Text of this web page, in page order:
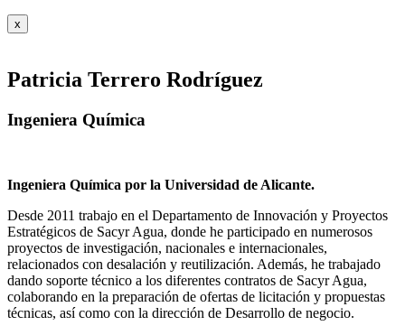
x
Patricia Terrero Rodríguez
Ingeniera Química
Ingeniera Química por la Universidad de Alicante.
Desde 2011 trabajo en el Departamento de Innovación y Proyectos
Estratégicos de Sacyr Agua, donde he participado en numerosos
proyectos de investigación, nacionales e internacionales,
relacionados con desalación y reutilización. Además, he trabajado
dando soporte técnico a los diferentes contratos de Sacyr Agua,
colaborando en la preparación de ofertas de licitación y propuestas
técnicas, así como con la dirección de Desarrollo de negocio.